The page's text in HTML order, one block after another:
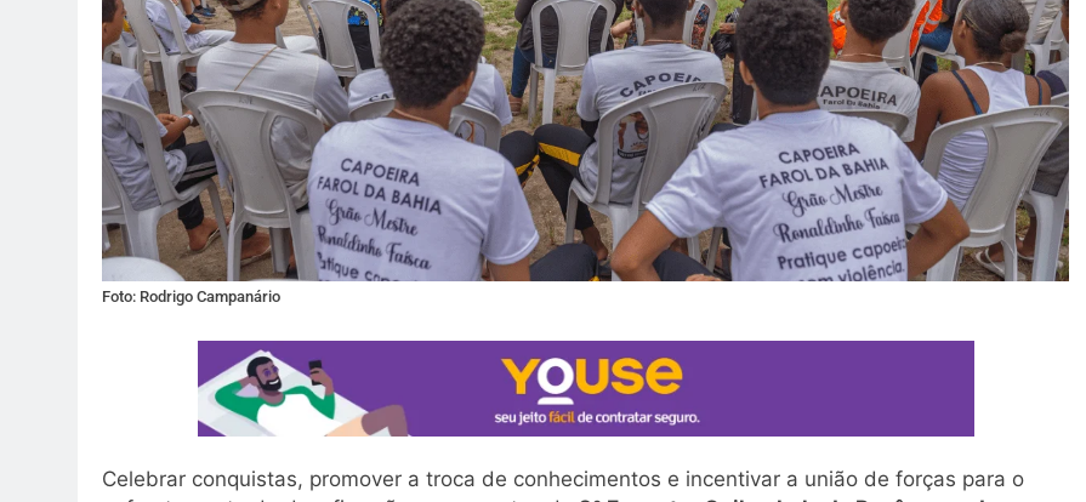
Foto: Rodrigo Campanário
Celebrar conquistas, promover a troca de conhecimentos e incentivar a união de forças para o